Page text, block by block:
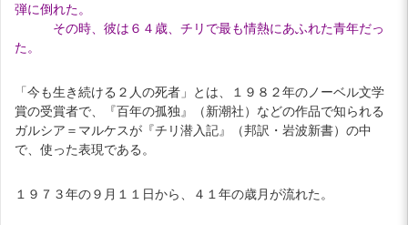
弾に倒れた。
その時、彼は６４歳、チリで最も情熱にあふれた青年だっ
た。
「今も生き続ける２人の死者」とは、１９８２年のノーベル文学
賞の受賞者で、『百年の孤独』（新潮社）などの作品で知られる
ガルシア＝マルケスが『チリ潜入記』（邦訳・岩波新書）の中
で、使った表現である。
１９７３年の９月１１日から、４１年の歳月が流れた。